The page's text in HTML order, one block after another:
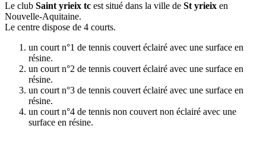
Le club Saint yrieix tc est situé dans la ville de St yrieix en
Nouvelle-Aquitaine.
Le centre dispose de 4 courts.
un court n°1 de tennis couvert éclairé avec une surface en
résine.
un court n°2 de tennis couvert éclairé avec une surface en
résine.
un court n°3 de tennis couvert éclairé avec une surface en
résine.
un court n°4 de tennis non couvert non éclairé avec une
surface en résine.